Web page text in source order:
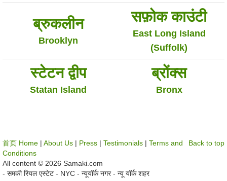
ब्रुकलीन
Brooklyn
सफ़ोक काउंटी
East Long Island
(Suffolk)
स्टेटन द्वीप
Statan Island
ब्रोंक्स
Bronx
Back to top
首页 Home | About Us | Press | Testimonials | Terms and
Conditions
All content © 2026 Samaki.com
- समकी रियल एस्टेट - NYC - न्यूयॉर्क नगर - न्यू यॉर्क शहर